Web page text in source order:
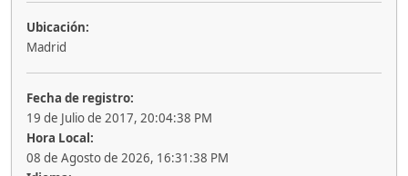
Ubicación:
Madrid
Fecha de registro:
19 de Julio de 2017, 20:04:38 PM
Hora Local:
08 de Agosto de 2026, 16:31:38 PM